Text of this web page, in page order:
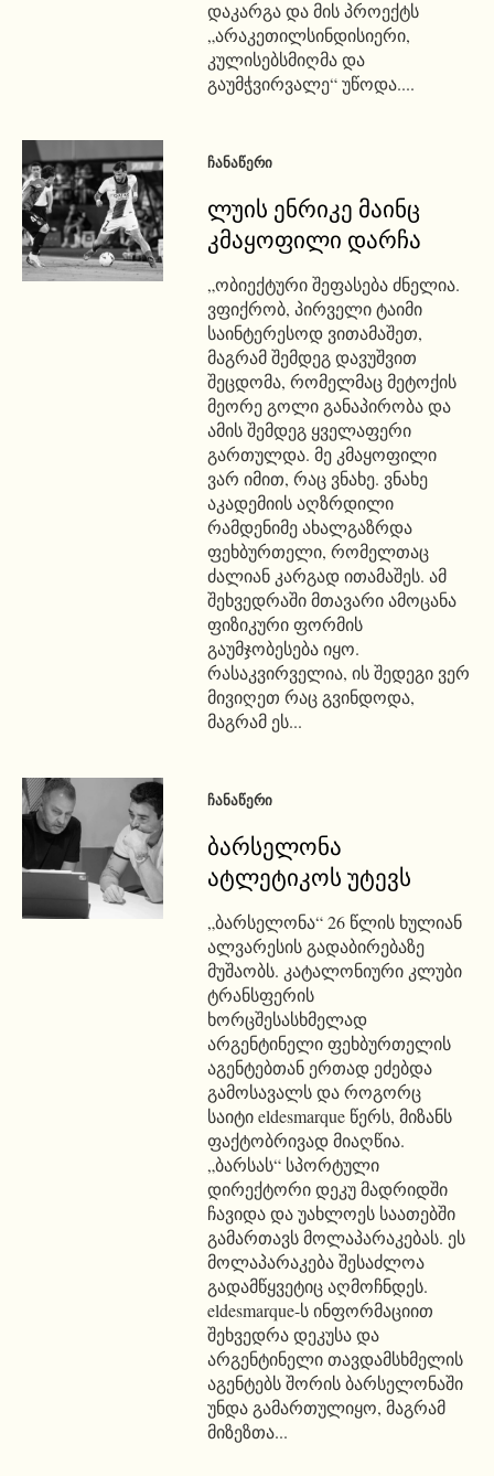
დაკარგა და მის პროექტს
„არაკეთილსინდისიერი,
კულისებსმიღმა და
გაუმჭვირვალე“ უწოდა....
ᲩᲐᲜᲐᲬᲔᲠᲘ
ლუის ენრიკე მაინც
კმაყოფილი დარჩა
„ობიექტური შეფასება ძნელია.
ვფიქრობ, პირველი ტაიმი
საინტერესოდ ვითამაშეთ,
მაგრამ შემდეგ დავუშვით
შეცდომა, რომელმაც მეტოქის
მეორე გოლი განაპირობა და
ამის შემდეგ ყველაფერი
გართულდა. მე კმაყოფილი
ვარ იმით, რაც ვნახე. ვნახე
აკადემიის აღზრდილი
რამდენიმე ახალგაზრდა
ფეხბურთელი, რომელთაც
ძალიან კარგად ითამაშეს. ამ
შეხვედრაში მთავარი ამოცანა
ფიზიკური ფორმის
გაუმჯობესება იყო.
რასაკვირველია, ის შედეგი ვერ
მივიღეთ რაც გვინდოდა,
მაგრამ ეს...
ᲩᲐᲜᲐᲬᲔᲠᲘ
ბარსელონა
ატლეტიკოს უტევს
„ბარსელონა“ 26 წლის ხულიან
ალვარესის გადაბირებაზე
მუშაობს. კატალონიური კლუბი
ტრანსფერის
ხორცშესასხმელად
არგენტინელი ფეხბურთელის
აგენტებთან ერთად ეძებდა
გამოსავალს და როგორც
საიტი eldesmarque წერს, მიზანს
ფაქტობრივად მიაღწია.
„ბარსას“ სპორტული
დირექტორი დეკუ მადრიდში
ჩავიდა და უახლოეს საათებში
გამართავს მოლაპარაკებას. ეს
მოლაპარაკება შესაძლოა
გადამწყვეტიც აღმოჩნდეს.
eldesmarque-ს ინფორმაციით
შეხვედრა დეკუსა და
არგენტინელი თავდამსხმელის
აგენტებს შორის ბარსელონაში
უნდა გამართულიყო, მაგრამ
მიზეზთა...